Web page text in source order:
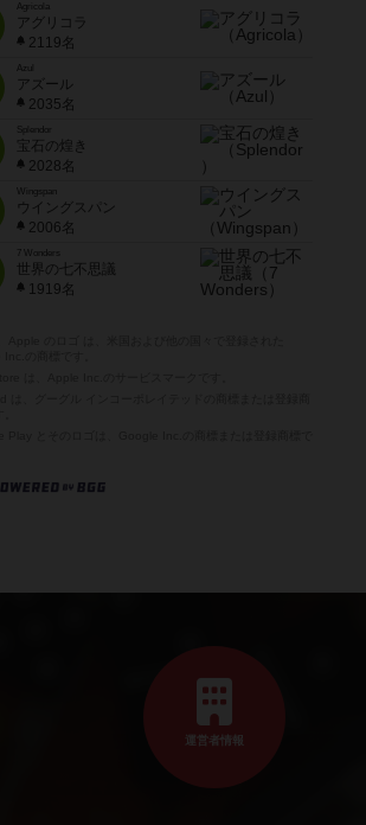
Agricola
アグリコラ
2119名
Azul
アズール
2035名
宝石の煌き
2028名
Wingspan
ウイングスパン
2006名
7 Wonders
世界の七不思議
1919名
運営者情報